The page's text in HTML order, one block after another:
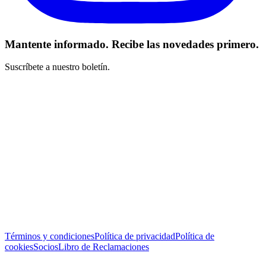
Mantente informado. Recibe las novedades primero.
Suscríbete a nuestro boletín.
Términos y condicionesPolítica de privacidadPolítica de
cookiesSociosLibro de Reclamaciones